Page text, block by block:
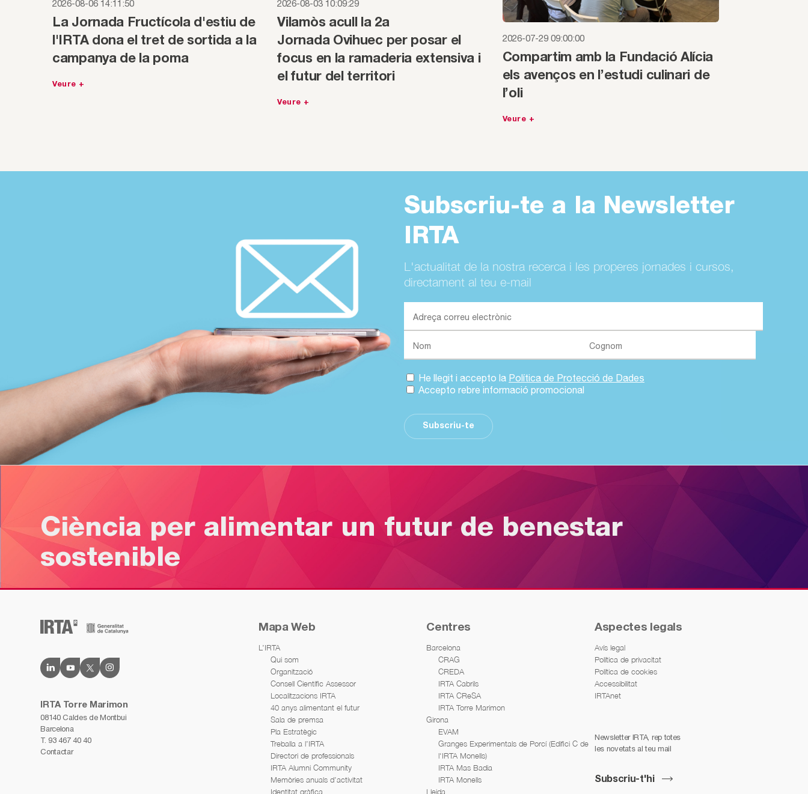
2026-08-06 14:11:50
La Jornada Fructícola d'estiu de
l'IRTA dona el tret de sortida a la
campanya de la poma
Veure +
2026-08-03 10:09:29
Vilamòs acull la 2a
Jornada Ovihuec per posar el
focus en la ramaderia extensiva i
el futur del territori
Veure +
2026-07-29 09:00:00
Compartim amb la Fundació Alícia
els avenços en l’estudi culinari de
l’oli
Veure +
Subscriu-te a la Newsletter
IRTA
L'actualitat de la nostra recerca i les properes jornades i cursos,
directament al teu e-mail
He llegit i accepto la Política de Protecció de Dades
Accepto rebre informació promocional
Subscriu-te
Ciència per alimentar un futur de benestar
sostenible
IRTA Torre Marimon
08140 Caldes de Montbui
Barcelona
T. 93 467 40 40
Contactar
Mapa Web
L’IRTA
Qui som
Organització
Consell Científic Assessor
Localitzacions IRTA
40 anys alimentant el futur
Sala de premsa
Pla Estratègic
Treballa a l’IRTA
Directori de professionals
IRTA Alumni Community
Memòries anuals d’activitat
Identitat gràfica
Centres
Barcelona
CRAG
CREDA
IRTA Cabrils
IRTA CReSA
IRTA Torre Marimon
Girona
EVAM
Granges Experimentals de Porcí (Edifici C de
l'IRTA Monells)
IRTA Mas Badia
IRTA Monells
Lleida
Aspectes legals
Avís legal
Política de privacitat
Política de cookies
Accessibilitat
IRTAnet
Newsletter IRTA, rep totes
les novetats al teu mail
Subscriu-t'hi